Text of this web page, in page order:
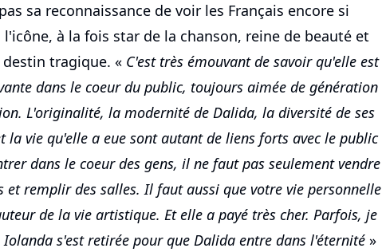
sa reconnaissance de voir les Français encore si
l'icône, à la fois star de la chanson, reine de beauté et
tragique. « C'est très émouvant de savoir qu'elle est
dans le coeur du public, toujours aimée de génération
L'originalité, la modernité de Dalida, la diversité de ses
la vie qu'elle a eue sont autant de liens forts avec le public
dans le coeur des gens, il ne faut pas seulement vendre
et remplir des salles. Il faut aussi que votre vie personnelle
de la vie artistique. Et elle a payé très cher. Parfois, je
Iolanda s'est retirée pour que Dalida entre dans l'éternité »